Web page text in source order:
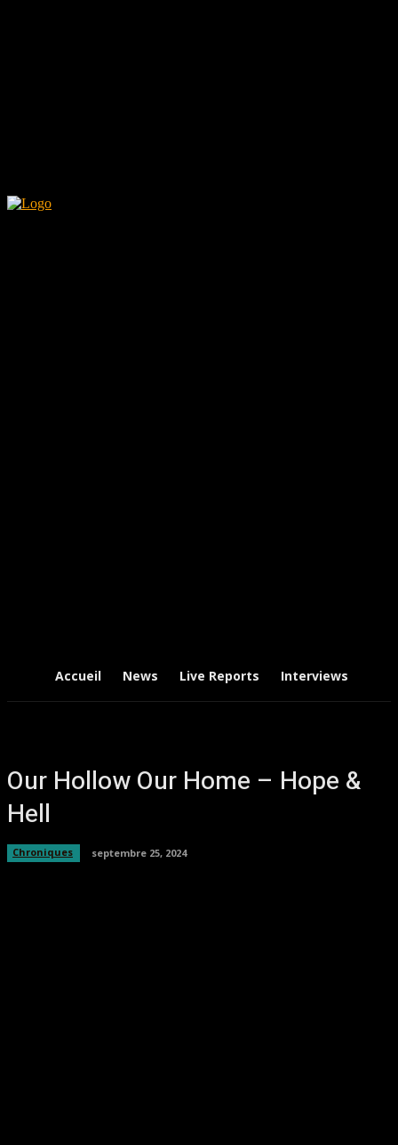
Accueil News Live Reports Interviews
Our Hollow Our Home – Hope &
Hell
Chroniques septembre 25, 2024